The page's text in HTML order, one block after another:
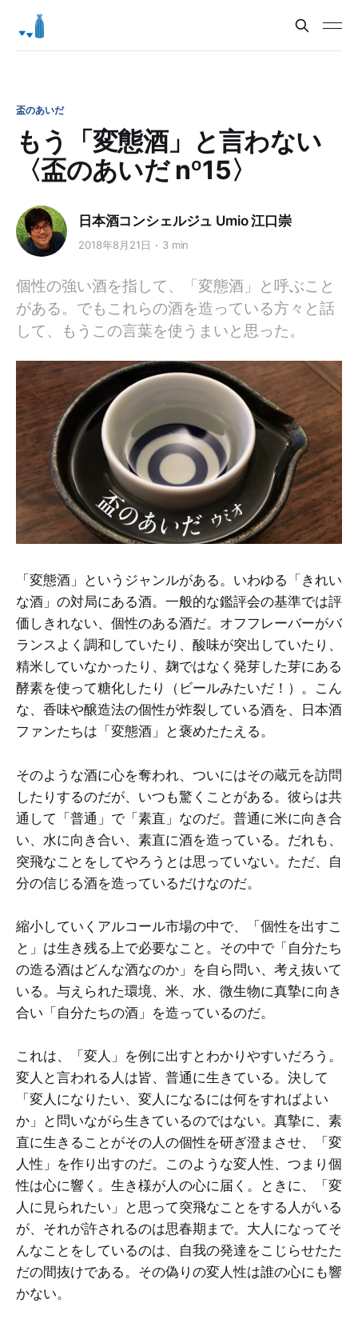
盃のあいだ
もう「変態酒」と言わない
〈盃のあいだ nº15〉
日本酒コンシェルジュ Umio 江口崇
2018年8月21日 3 min
個性の強い酒を指して、「変態酒」と呼ぶこと
がある。でもこれらの酒を造っている方々と話
して、もうこの言葉を使うまいと思った。
「変態酒」というジャンルがある。いわゆる「きれい
な酒」の対局にある酒。一般的な鑑評会の基準では評
価しきれない、個性のある酒だ。オフフレーバーがバ
ランスよく調和していたり、酸味が突出していたり、
精米していなかったり、麹ではなく発芽した芽にある
酵素を使って糖化したり（ビールみたいだ！）。こん
な、香味や醸造法の個性が炸裂している酒を、日本酒
ファンたちは「変態酒」と褒めたたえる。
そのような酒に心を奪われ、ついにはその蔵元を訪問
したりするのだが、いつも驚くことがある。彼らは共
通して「普通」で「素直」なのだ。普通に米に向き合
い、水に向き合い、素直に酒を造っている。だれも、
突飛なことをしてやろうとは思っていない。ただ、自
分の信じる酒を造っているだけなのだ。
縮小していくアルコール市場の中で、「個性を出すこ
と」は生き残る上で必要なこと。その中で「自分たち
の造る酒はどんな酒なのか」を自ら問い、考え抜いて
いる。与えられた環境、米、水、微生物に真摯に向き
合い「自分たちの酒」を造っているのだ。
これは、「変人」を例に出すとわかりやすいだろう。
変人と言われる人は皆、普通に生きている。決して
「変人になりたい、変人になるには何をすればよい
か」と問いながら生きているのではない。真摯に、素
直に生きることがその人の個性を研ぎ澄まさせ、「変
人性」を作り出すのだ。このような変人性、つまり個
性は心に響く。生き様が人の心に届く。ときに、「変
人に見られたい」と思って突飛なことをする人がいる
が、それが許されるのは思春期まで。大人になってそ
んなことをしているのは、自我の発達をこじらせたた
だの間抜けである。その偽りの変人性は誰の心にも響
かない。